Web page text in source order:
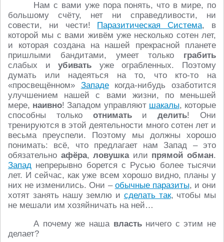
Нам с вами уже пора понять, что в мире, по
большому счёту, нет ни справедливости, ни
совести, ни чести! Паразитическая Система, в
которой мы с вами живём уже несколько сотен лет,
и которая создана на нашей прекрасной планете
пришлыми бандитами, умеет только грабить
слабых иубивать уже ограбленных. Поэтому
думать или надеяться на то, что кто-то на
«просвещённом» Западекогда-нибудь озаботится
улучшением нашей с вами жизни, по меньшей
мере, наивно! Западом управляют шакалы, которые
способны только отниматьиделить! Они
тренируются в этой деятельности много сотен лет и
весьма преуспели. Поэтому мы должны хорошо
понимать: всё, что предлагает нам Запад – это
обязательно афёра,ловушкаили прямой обман.
Запад непрерывно борется с Русью более тысячи
лет. И сейчас, как уже всем хорошо видно, планы у
них не изменились. Они – обычные паразиты, и они
хотят занять нашу землю и сделать так, чтобы мы
не мешали им хозяйничать на ней…
А почему же наша властьничего с этим не
делает?